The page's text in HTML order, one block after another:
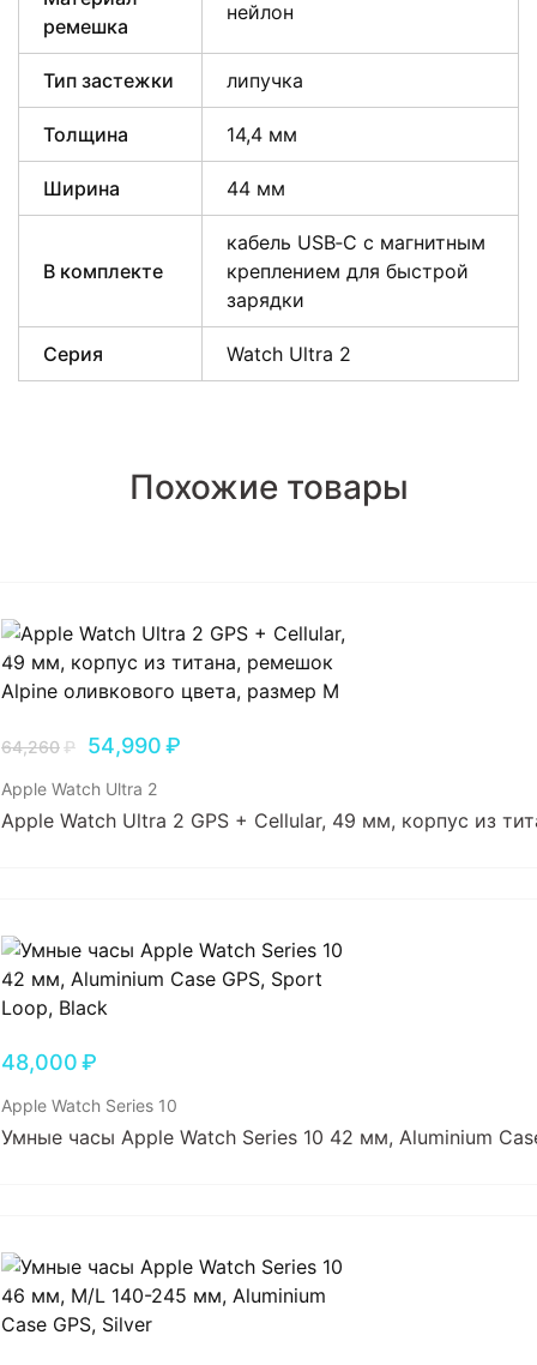
ремешка
нейлон
Тип застежки липучка
Толщина 14,4 мм
Ширина 44 мм
В комплекте
кабель USB‑C с магнитным
креплением для быстрой
зарядки
Серия Watch Ultra 2
Похожие товары
64,260₽ 54,990₽
Apple Watch Ultra 2
Apple Watch Ultra 2 GPS + Cellular, 49 мм, корпус из
48,000₽
Apple Watch Series 10
Умные часы Apple Watch Series 10 42 мм, Aluminium